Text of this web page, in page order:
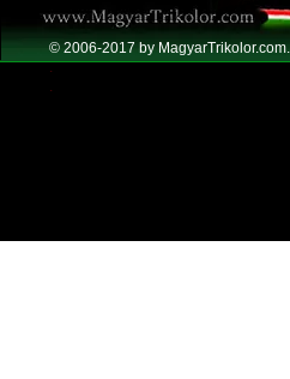
© 2006-2017 by MagyarTrikolor.com
.
.